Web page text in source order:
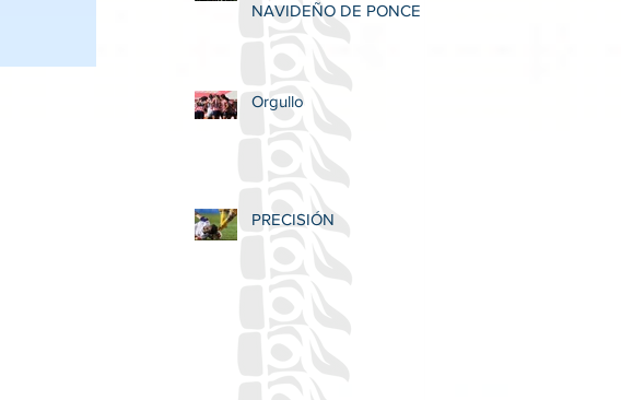
NAVIDEÑO DE PONCE
Orgullo
PRECISIÓN